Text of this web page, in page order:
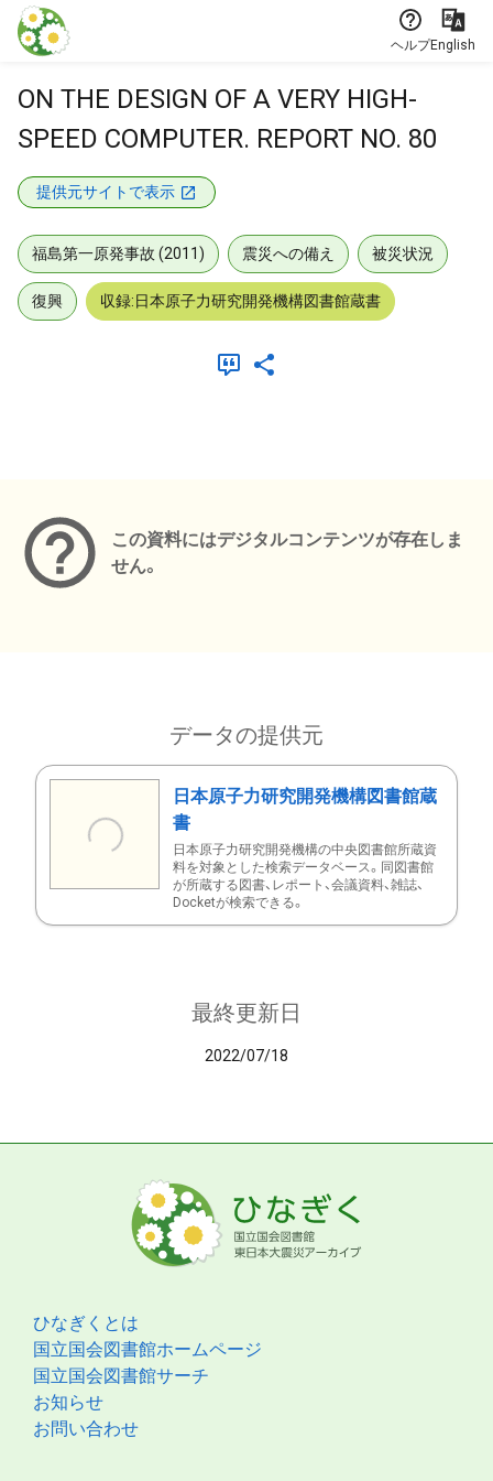
本文に飛ぶ
ヘルプEnglish
ON THE DESIGN OF A VERY HIGH-
SPEED COMPUTER. REPORT NO. 80
提供元サイトで表示
福島第一原発事故 (2011) 震災への備え 被災状況
復興 収録:日本原子力研究開発機構図書館蔵書
この資料にはデジタルコンテンツが存在しま
せん。
データの提供元
日本原子力研究開発機構図書館蔵
書
日本原子力研究開発機構の中央図書館所蔵資
料を対象とした検索データベース。同図書館
が所蔵する図書、レポート、会議資料、雑誌、
Docketが検索できる。
最終更新日
2022/07/18
ひなぎくとは
国立国会図書館ホームページ
国立国会図書館サーチ
お知らせ
お問い合わせ